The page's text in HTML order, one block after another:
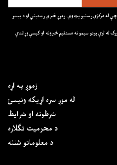
له مرکزي رسنيو پټ وي. زموږ خبري رښتيني او د پېښو
له لرې پرتو سيمو نه مستقيم خبرونه او کيسې وړاندې
زموږ په اړه
له موږ سره اړیکه ونیسئ
شرطونه او شرایط
د محرمیت تګلاره
د معلوماتو شننه